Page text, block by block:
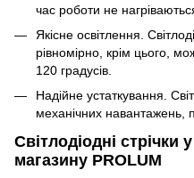
час роботи не
Якісне освітлення.
рівномірно, крім цього,
120 градусів.
Надійне устаткування.
механічних навантажень,
Світлодіодні стрічки
магазину PROLUM